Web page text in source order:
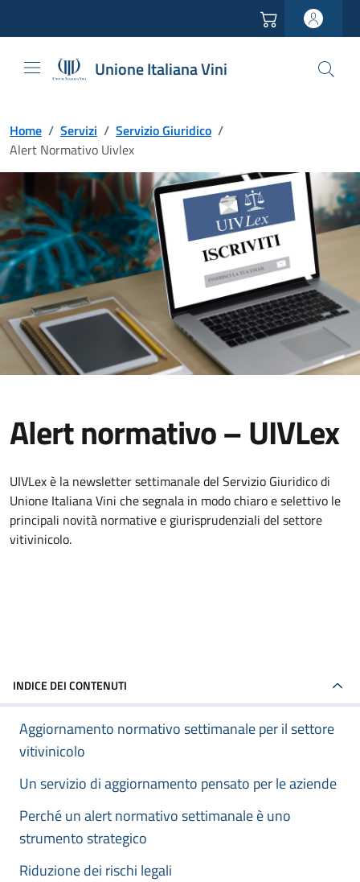
Unione Italiana Vini
Home / Servizi / Servizio Giuridico /
Alert Normativo Uivlex
Alert normativo – UIVLex
UIVLex è la newsletter settimanale del Servizio Giuridico di
Unione Italiana Vini che segnala in modo chiaro e selettivo le
principali novità normative e giurisprudenziali del settore
vitivinicolo.
INDICE DEI CONTENUTI
Aggiornamento normativo settimanale per il settore
vitivinicolo
Un servizio di aggiornamento pensato per le aziende
Perché un alert normativo settimanale è uno
strumento strategico
Riduzione dei rischi legali